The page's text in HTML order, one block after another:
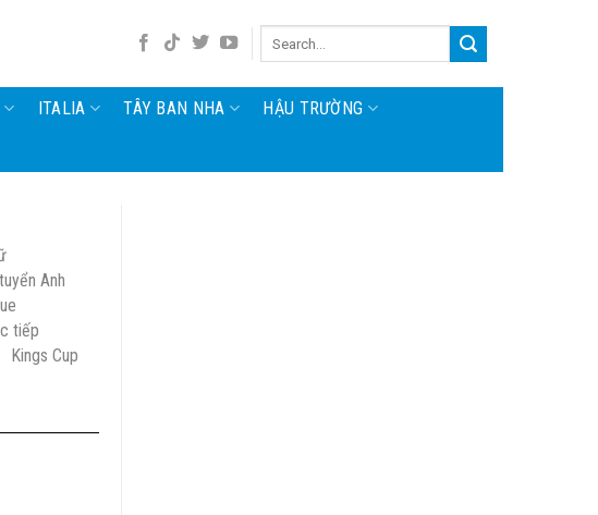
ITALIA TÂY BAN NHA HẬU TRƯỜNG
Anh
tiếp
Kings Cup